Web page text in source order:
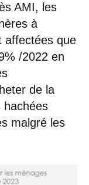
AMI, les
à
affectées que
/2022 en
de la
hachées
malgré les